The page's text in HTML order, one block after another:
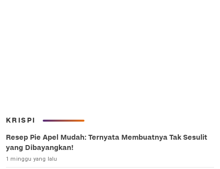
KRISPI
Resep Pie Apel Mudah: Ternyata Membuatnya Tak Sesulit
yang Dibayangkan!
1 minggu yang lalu